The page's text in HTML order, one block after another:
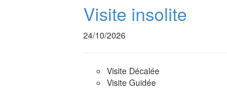
Visite insolite
24/10/2026
Visite Décalée
Visite Guidée